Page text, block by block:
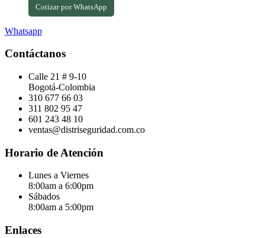
Cotizar por WhatsApp
Whatsapp
Contáctanos
Calle 21 # 9-10
Bogotá-Colombia
310 677 66 03
311 802 95 47
601 243 48 10
ventas@distriseguridad.com.co
Horario de Atención
Lunes a Viernes
8:00am a 6:00pm
Sábados
8:00am a 5:00pm
Enlaces